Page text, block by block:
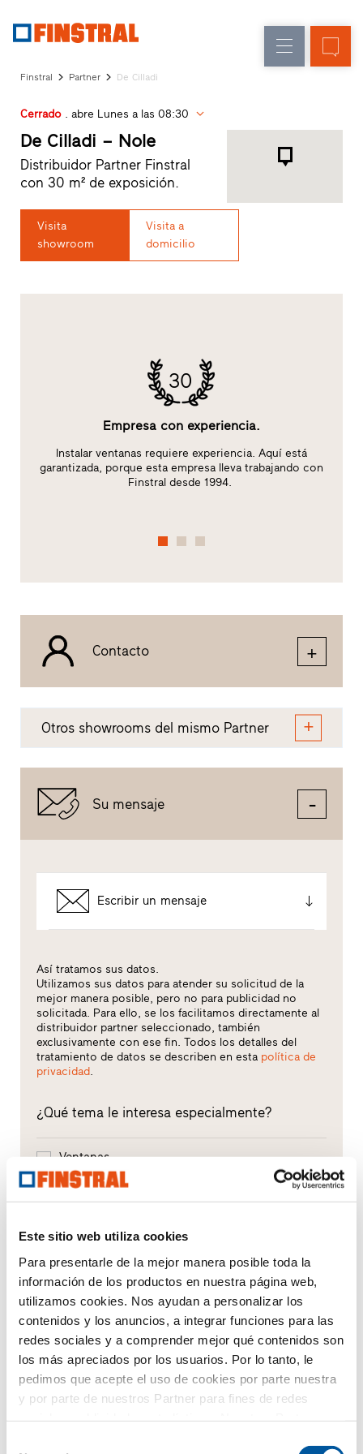
Este sitio web utiliza cookies
Para presentarle de la mejor manera posible toda la
información de los productos en nuestra página web,
utilizamos cookies. Nos ayudan a personalizar los
contenidos y los anuncios, a integrar funciones para las
redes sociales y a comprender mejor qué contenidos son
los más apreciados por los usuarios. Por lo tanto, le
pedimos que acepte el uso de cookies por parte nuestra
y por parte de nuestros Partner para fines de redes
de
entrada
Acristalamientos
nueva
para
Arquitectos
Finstral
Partner
Búsqueda
de
distribuidores
Enlaces
Finstral Partner De Cilladi
Cerrado. abre Lunes a las 08:30
De Cilladi – Nole
Distribuidor Partner Finstral
con 30 m² de exposición.
Visita
showroom
Visita a
domicilio
30
Empresa con experiencia.
Instalar ventanas requiere experiencia. Aquí está
garantizada, porque esta empresa lleva trabajando con
Finstral desde 1994.
Contacto
Otros showrooms del mismo Partner
Su mensaje
Escribir un mensaje
Así tratamos sus datos.
Utilizamos sus datos para atender su solicitud de la
mejor manera posible, pero no para publicidad no
solicitada. Para ello, se los facilitamos directamente al
distribuidor partner seleccionado, también
exclusivamente con ese fin. Todos los detalles del
tratamiento de datos se describen en esta política de
privacidad.
¿Qué tema le interesa especialmente?
Ventanas
Acristalamientos
Renovación
Obra nueva
Su mensaje